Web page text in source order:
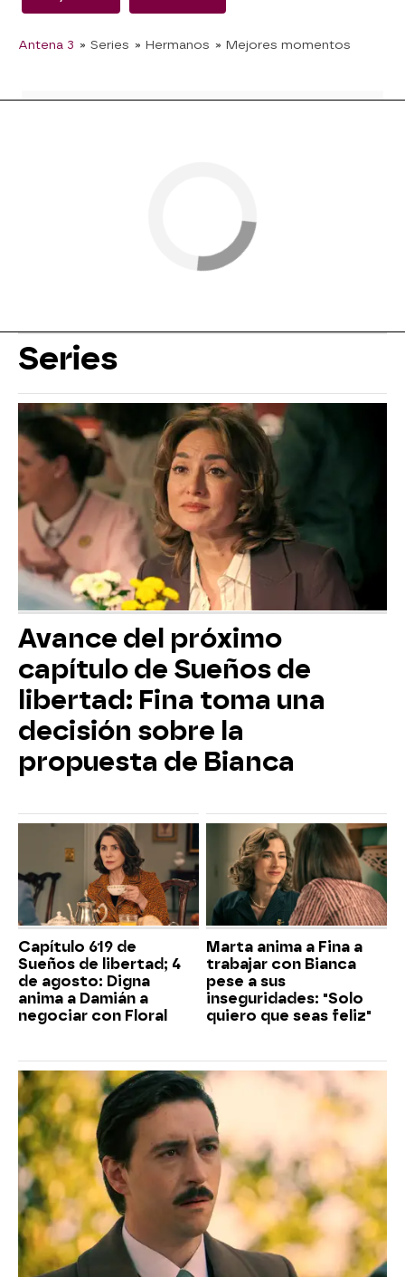
Antena 3 » Series » Hermanos » Mejores momentos
Series
Avance del próximo
capítulo de Sueños de
libertad: Fina toma una
decisión sobre la
propuesta de Bianca
Capítulo 619 de
Sueños de libertad; 4
de agosto: Digna
anima a Damián a
negociar con Floral
Marta anima a Fina a
trabajar con Bianca
pese a sus
inseguridades: "Solo
quiero que seas feliz"